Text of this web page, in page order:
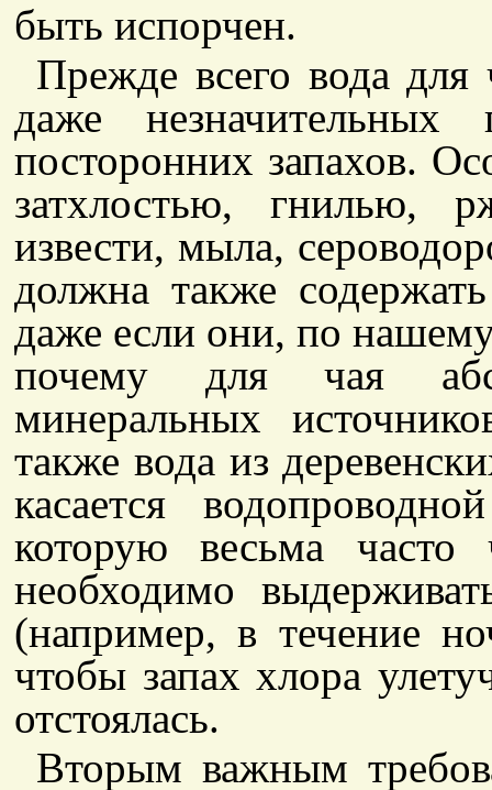
быть испорчен.
Прежде всего вода
даже
посторонних запахов.
затхлостью, гнилью,
извести, мыла,
должна также
даже если они, по
почему для чая
минеральных
также вода из
касается
которую весьма часто
необходимо
(например, в течение
чтобы запах хлора
отстоялась.
Вторым важным